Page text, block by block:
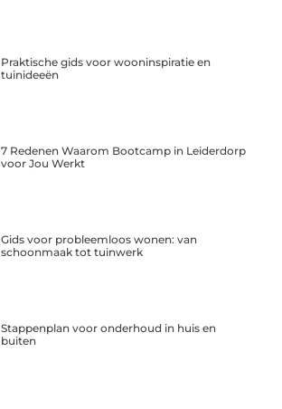
Praktische gids voor wooninspiratie en
tuinideeën
7 Redenen Waarom Bootcamp in Leiderdorp
voor Jou Werkt
Gids voor probleemloos wonen: van
schoonmaak tot tuinwerk
Stappenplan voor onderhoud in huis en
buiten